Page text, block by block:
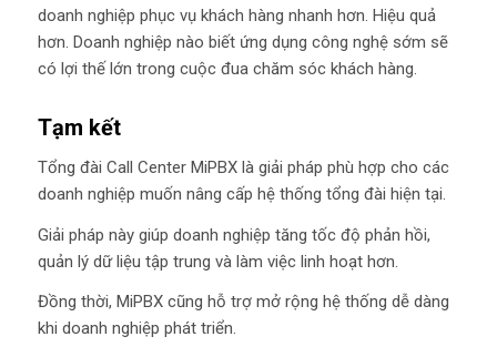
doanh nghiệp phục vụ khách hàng nhanh hơn. Hiệu quả
hơn. Doanh nghiệp nào biết ứng dụng công nghệ sớm sẽ
có lợi thế lớn trong cuộc đua chăm sóc khách hàng.
Tạm kết
Tổng đài Call Center MiPBX là giải pháp phù hợp cho các
doanh nghiệp muốn nâng cấp hệ thống tổng đài hiện tại.
Giải pháp này giúp doanh nghiệp tăng tốc độ phản hồi,
quản lý dữ liệu tập trung và làm việc linh hoạt hơn.
Đồng thời, MiPBX cũng hỗ trợ mở rộng hệ thống dễ dàng
khi doanh nghiệp phát triển.